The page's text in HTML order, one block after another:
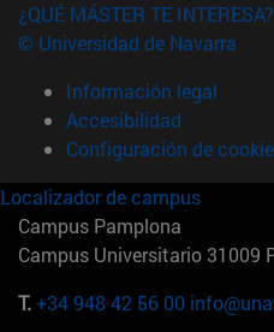
¿QUÉ MÁSTER TE INTERESA?
© Universidad de Navarra
Información legal
Accesibilidad
Configuración de
Localizador de campus
Campus Pamplona
Campus Universitario 31009
T.+34 948 42 56 00